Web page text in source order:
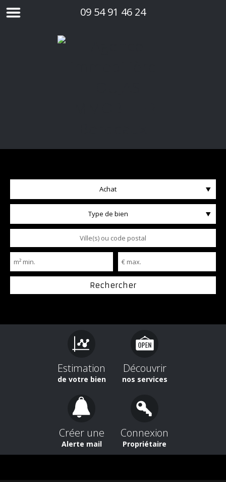
09 54 91 46 24
Achat
Type de bien
Estimation
de votre bien
Découvrir
nos services
Créer une
Alerte mail
Connexion
Propriétaire